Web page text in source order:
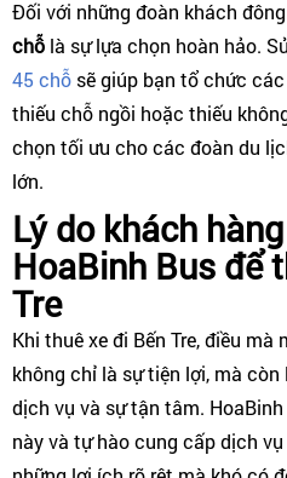
Đối với những đoàn khách
chỗ là sự lựa chọn hoàn hảo.
45 chỗ sẽ giúp bạn tổ chức
thiếu chỗ ngồi hoặc thiếu
chọn tối ưu cho các đoàn du
lớn.
Lý do khách
HoaBinh Bus để
Tre
Khi thuê xe đi Bến Tre, điều
không chỉ là sự tiện lợi, mà
dịch vụ và sự tận tâm.
này và tự hào cung cấp dịch